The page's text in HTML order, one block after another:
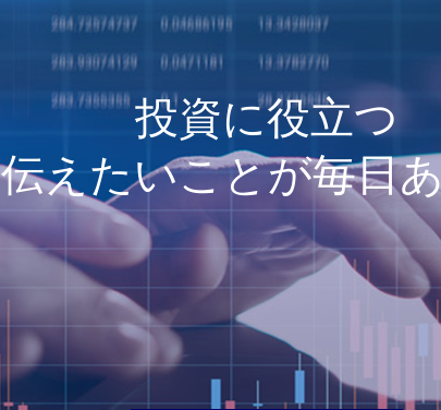
投資に役立つ
伝え たいことが毎日あ